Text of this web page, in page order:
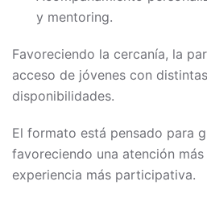
y mentoring.
Favoreciendo la cercanía, la
acceso de jóvenes con
disponibilidades.
El formato está pensado para
favoreciendo una atención
experiencia más participativa.